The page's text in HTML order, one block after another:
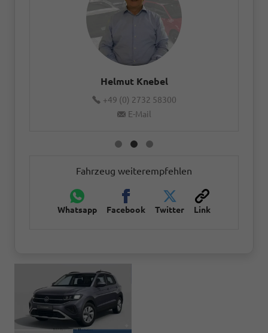
Helmut Knebel
+49 (0) 2732 58300
E-Mail
Fahrzeug weiterempfehlen
Whatsapp Facebook Twitter Link